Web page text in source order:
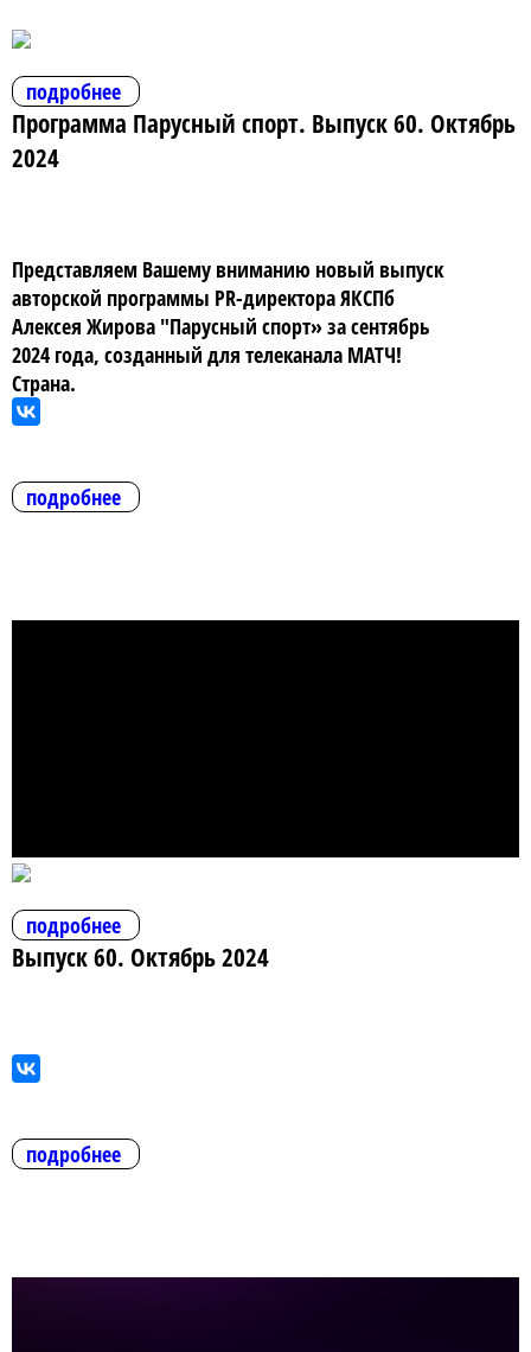
подробнее
Программа Парусный спорт. Выпуск 60. Октябрь
2024
Представляем Вашему вниманию новый выпуск
авторской программы PR-директора ЯКСПб
Алексея Жирова "Парусный спорт» за сентябрь
2024 года, созданный для телеканала МАТЧ!
Страна.
подробнее
подробнее
Выпуск 60. Октябрь 2024
подробнее